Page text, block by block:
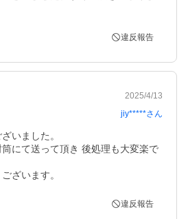
違反報告
2025/4/13
jiy*****さん
いました。
にて送って頂き 後処理も大変楽で
ざいます。
違反報告